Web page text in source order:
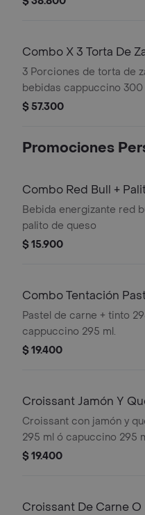
Combo X 3 Torta De
Bebida Ca
3 Porciones de torta de
bebidas cappuccino 300
$ 57.300
Promociones
Combo Red Bull +
Queso
Bebida energizante red
palito de queso
$ 15.900
Combo Tentación
Carne + Bebid
Pastel de carne + tinto
cappuccino 295 ml.
$ 19.400
Croissant Jamón Y
Bebida
Croissant con jamón y
295 ml ó capuccino 295
$ 19.400
Croissant De Carne O